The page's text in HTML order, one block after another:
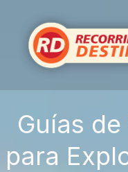
contenido
Guías
para